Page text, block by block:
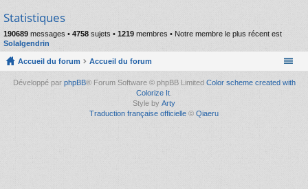
Statistiques
190689 messages • 4758 sujets • 1219 membres • Notre membre le plus récent est
Solalgendrin
Accueil du forum Accueil du forum
Développé par phpBB® Forum Software © phpBB Limited Color scheme created with
Colorize It.
Style by Arty
Traduction française officielle © Qiaeru